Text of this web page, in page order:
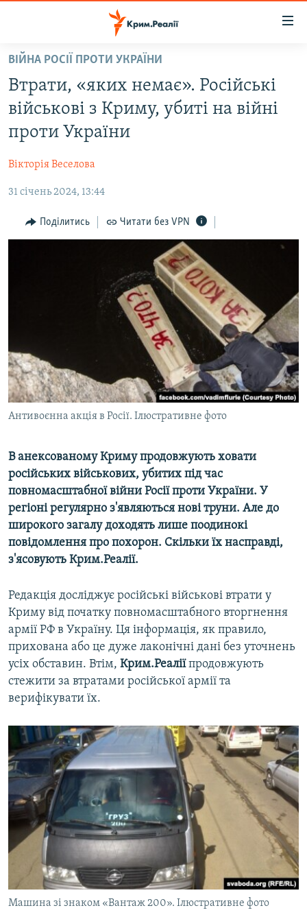
Перейти
основного
матеріалу
до
основної
навігації
Перейти
пошуку
ВОДА.КРИМ
ВІДЕО ТА ФОТО
БЛОГИ
ПОГЛЯД
ІНТЕРВ'Ю
УКРАЇНСЬКА ПРОБЛЕМА КРИМУ
ІНФОГРАФІКА
ЯК ОБІЙТИ БЛОКУВАННЯ
Qırımtatar
ДОЛУЧАЙСЯ!
Усі сайти RFE/RL
ВІЙНА РОСІЇ ПРОТИ УКРАЇНИ
Втрати, «яких немає». Російські
військові з Криму, убиті на війні
проти України
Вікторія Веселова
31 січень 2024, 13:44
Поділитись Читати без VPN
Антивоєнна акція в Росії. Ілюстративне фото
В анексованому Криму продовжують ховати
російських військових, убитих під час
повномасштабної війни Росії проти України. У
регіоні регулярно з'являються нові труни. Але до
широкого загалу доходять лише поодинокі
повідомлення про похорон. Скільки їх насправді,
з'ясовують Крим.Реалії.
Редакція досліджує російські військові втрати у
Криму від початку повномасштабного вторгнення
армії РФ в Україну. Ця інформація, як правило,
прихована або це дуже лаконічні дані без уточнень
усіх обставин. Втім, Крим.Реаліїпродовжують
стежити за втратами російської армії та
верифікувати їх.
Машина зі знаком «Вантаж 200». Ілюстративне фото